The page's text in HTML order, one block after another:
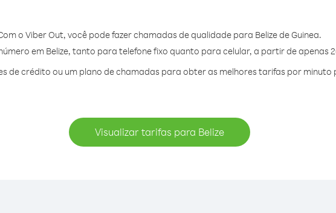
o Viber Out, você pode fazer chamadas de qualidade para Belize de Guinea.
em Belize, tanto para telefone fixo quanto para celular, a partir de apenas
de crédito ou um plano de chamadas para obter as melhores tarifas por minuto
Visualizar tarifas para Belize